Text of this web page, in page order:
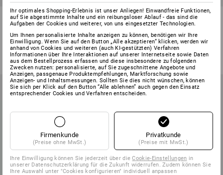
Rollenständer mit
Müllsackhalter
Variante
ab 53,88 €
(m. MwSt.) ab 3 Stück
Tork Spender für zwei
Toilettenpapier Kleinrollen
1 Variante
ab 75,48 €
(m. MwSt.) ab 2 Stück
Ihr optimales Shopping-Erlebnis ist unser Anliegen! Einwandfreie Funktionen,
auf Sie abgestimmte Inhalte und ein reibungsloser Ablauf - das sind die
Aufgaben der Cookies und weiterer, von uns eingesetzter Technologien.
Um Ihnen personalisierte Inhalte anzeigen zu können, benötigen wir Ihre
Einwilligung. Wenn Sie auf den Button „Alle akzeptieren“ klicken, werden wir
anhand von Cookies und weiteren (auch KI-gestützten) Verfahren
Informationen über Ihre Interaktionen auf unserer Internetseite sowie Daten
aus dem Bestellprozess erfassen und diese insbesondere zu folgenden
Zwecken nutzen: personalisierte, auf Sie zugeschnittene Angebote und
Anzeigen, passgenaue Produktempfehlungen, Marktforschung sowie
Anzeigen- und Inhaltsmessungen. Sollten Sie dies nicht wünschen, können
Sie sich per Klick auf den Button “Alle ablehnen” auch gegen den Einsatz
entsprechender Cookies und Verfahren entscheiden.
Firmenkunde
(Preise ohne MwSt.)
Privatkunde
(Preise mit MwSt.)
Ihre Einwilligung können Sie jederzeit über dieCookie-Einstellungen in
unserer Datenschutzerklärung für die Zukunft widerrufen. Zudem können Sie
Ihre Auswahl unter "Cookies konfigurieren" individuell anpassen